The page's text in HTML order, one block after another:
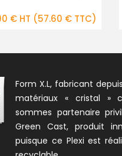
36.00 € HT(43.20 € TTC)
Form X.L, fabricant
matériaux « cristal »
sommes partenaire
Green Cast, produit
puisque ce Plexi est